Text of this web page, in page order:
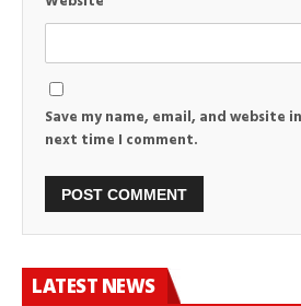
Save my name, email, and website
next time I comment.
LATEST NEWS